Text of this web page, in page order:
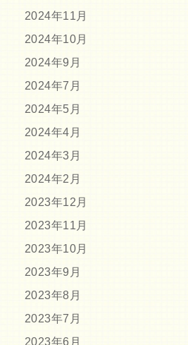
2024年11月
2024年10月
2024年9月
2024年7月
2024年5月
2024年4月
2024年3月
2024年2月
2023年12月
2023年11月
2023年10月
2023年9月
2023年8月
2023年7月
2023年6月